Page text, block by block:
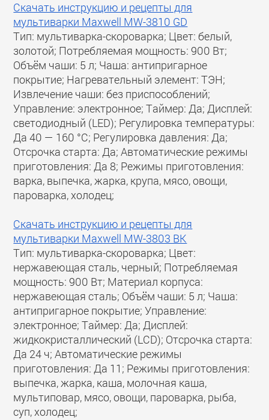
Скачать инструкцию и рецепты для
мультиварки Maxwell MW-3810 GD
Тип: мультиварка-скороварка; Цвет: белый,
золотой; Потребляемая мощность: 900 Вт;
Объём чаши: 5 л; Чаша: антипригарное
покрытие; Нагревательный элемент: ТЭН;
Извлечение чаши: без приспособлений;
Управление: электронное; Таймер: Да; Дисплей:
светодиодный (LED); Регулировка температуры:
Да 40 — 160 °C; Регулировка давления: Да;
Отсрочка старта: Да; Автоматические режимы
приготовления: Да 8; Режимы приготовления:
варка, выпечка, жарка, крупа, мясо, овощи,
пароварка, холодец;
Скачать инструкцию и рецепты для
мультиварки Maxwell MW-3803 BK
Тип: мультиварка-скороварка; Цвет:
нержавеющая сталь, черный; Потребляемая
мощность: 900 Вт; Материал корпуса:
нержавеющая сталь; Объём чаши: 5 л; Чаша:
антипригарное покрытие; Управление:
электронное; Таймер: Да; Дисплей:
жидкокристаллический (LCD); Отсрочка старта:
Да 24 ч; Автоматические режимы
приготовления: Да 11; Режимы приготовления:
выпечка, жарка, каша, молочная каша,
мультиповар, мясо, овощи, пароварка, рыба,
суп, холодец;